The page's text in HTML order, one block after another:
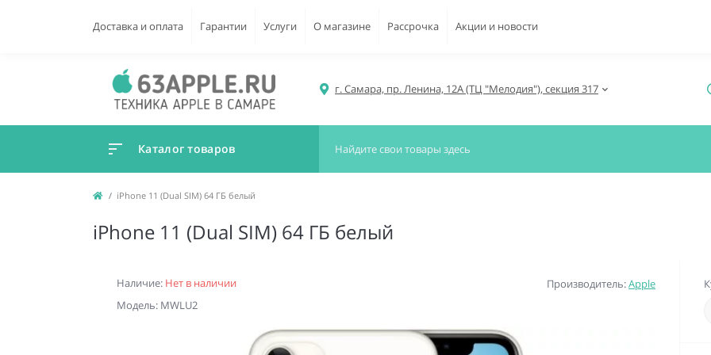
Доставка и оплата Гарантии Услуги О магазине Рассрочка Акции и новости
г. Самара, пр. Ленина, 12А (ТЦ "Мелодия"), секция 317
Каталог товаров
iPhone 11 (Dual SIM) 64 ГБ белый
iPhone 11 (Dual SIM) 64 ГБ белый
Наличие: Нет в наличии
Модель: MWLU2
Производитель:Apple